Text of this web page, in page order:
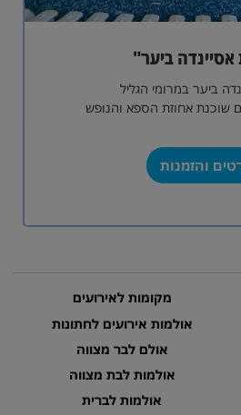
ביער"
ביער במרומי הגליל
שוכנת אחוזת הספא והנופש
והזמנות
מקומות לאירועים
אולמות אירועים לחתונות
אולם לבר מצווה
אולמות לבת מצווה
אולמות לברית